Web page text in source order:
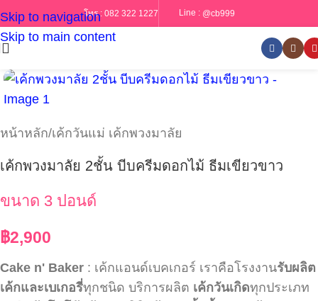
Skip to navigation
Skip to main content
โทร : 082 322 1227 Line : @cb999
หน้าหลัก/เค้กวันแม่ เค้กพวงมาลัย
เค้กพวงมาลัย 2ชั้น บีบครีมดอกไม้ ธีมเขียวขาว
ขนาด 3 ปอนด์
฿2,900
Cake n' Baker : เค้กแอนด์เบคเกอร์ เราคือโรงงานรับผลิต
เค้กและเบเกอรี่ทุกชนิด บริการผลิต เค้กวันเกิดทุกประเภท